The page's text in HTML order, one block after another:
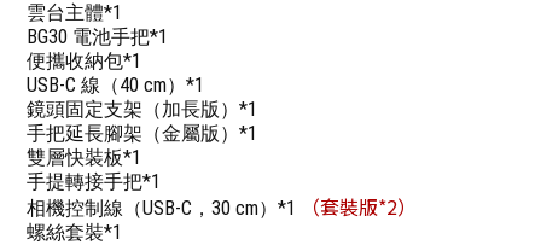
雲台主體*1
BG30 電池手把*1
便攜收納包*1
USB-C 線（40 cm）*1
鏡頭固定支架（加長版）*1
手把延長腳架（金屬版）*1
雙層快裝板*1
手提轉接手把*1
相機控制線（USB-C，30 cm）*1
（套裝版*2）
螺絲套裝*1